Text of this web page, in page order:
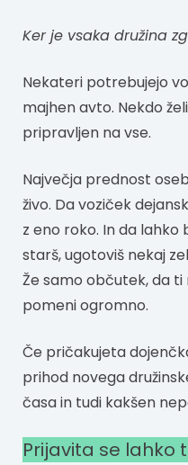
Ker je vsaka družina
Nekateri potrebujejo
majhen avto. Nekdo
pripravljen na vse.
Največja prednost
živo. Da voziček
z eno roko. In da
starš, ugotoviš nekaj
Že samo občutek, da
pomeni ogromno.
Če pričakujeta
prihod novega
časa in tudi kakšen
Prijavita se lahko